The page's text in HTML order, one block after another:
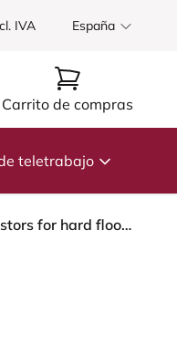
IVA España
Carrito de compras
teletrabajo
HÅG Capisco 8106 - Elmosoft (Elmo) - Cuero semi-anilina - EL93068 - Dark brown - Black - 200 mm (seat height 46-64cm) - Soft castors for hard floors